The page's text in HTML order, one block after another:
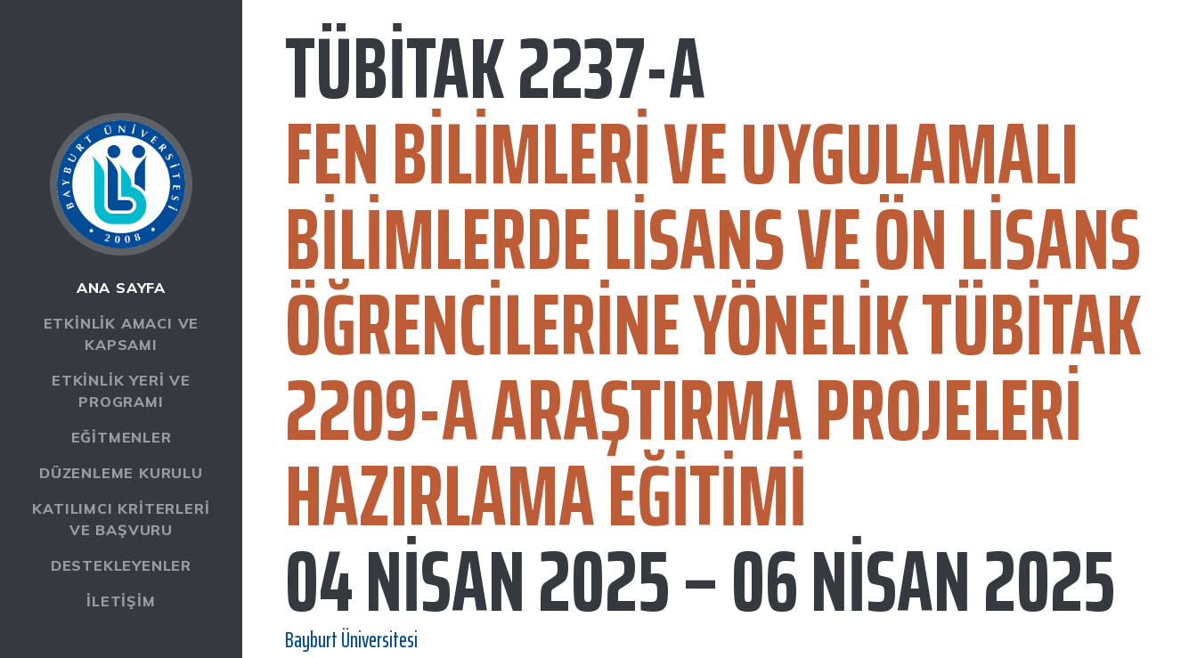
ANA SAYFA
ETKINLIK AMACI VE
KAPSAMI
ETKINLIK YERI VE
PROGRAMI
EĞITMENLER
DÜZENLEME KURULU
KATILIMCI KRITERLERI
VE BAŞVURU
DESTEKLEYENLER
İLETIŞIM
TÜBİTAK 2237-A
FEN BILIMLERI VE UYGULAMALI
BILIMLERDE LISANS VE ÖN LISANS
ÖĞRENCILERINE YÖNELIK TÜBİTAK
2209-A ARAŞTIRMA PROJELERI
HAZIRLAMA EĞITIMI
04 NİSAN 2025 – 06 NİSAN 2025
Bayburt Üniversitesi